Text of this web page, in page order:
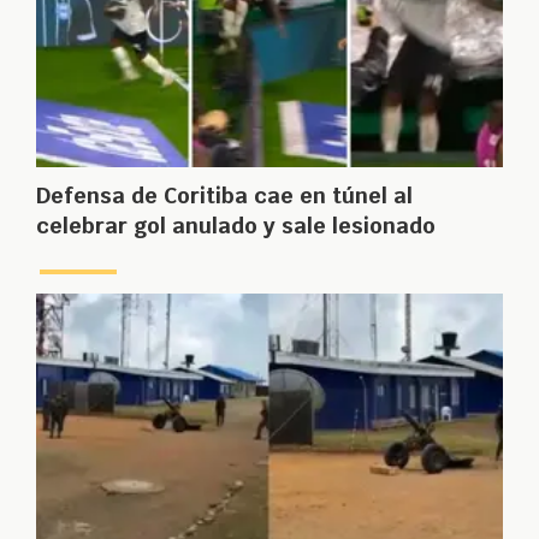
Defensa de Coritiba cae en túnel al
celebrar gol anulado y sale lesionado